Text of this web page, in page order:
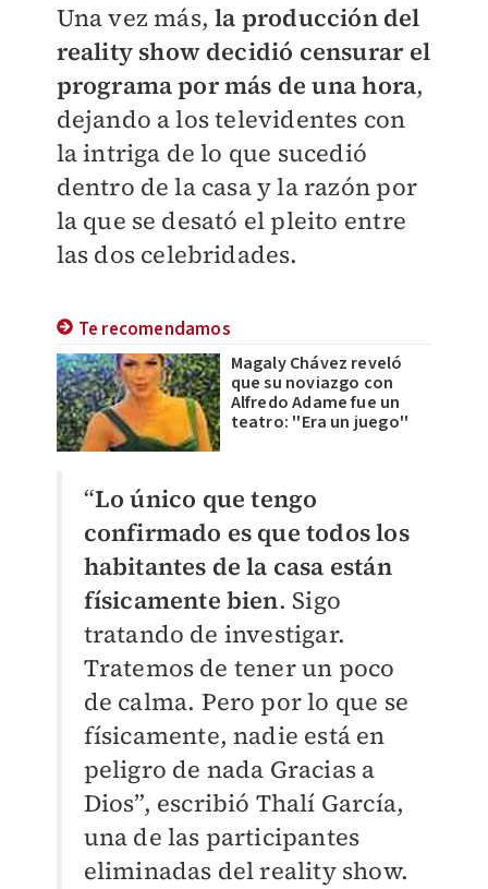
Una vez más,la producción del
reality show decidió censurar el
programa por más de una hora,
dejando a los televidentes con
la intriga de lo que sucedió
dentro de la casa y la razón por
la que se desató el pleito entre
las dos celebridades.
Te recomendamos
Magaly Chávez reveló
que su noviazgo con
Alfredo Adame fue un
teatro: ''Era un juego''
“Lo único que tengo
confirmado es que todos los
habitantes de la casa están
físicamente bien. Sigo
tratando de investigar.
Tratemos de tener un poco
de calma. Pero por lo que se
físicamente, nadie está en
peligro de nada Gracias a
Dios”, escribió Thalí García,
una de las participantes
eliminadas del reality show.